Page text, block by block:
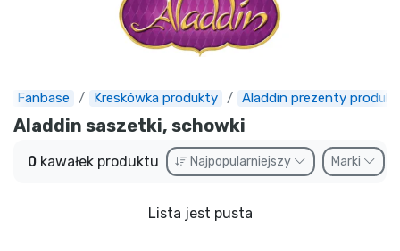
Fanbase Kreskówka produkty Aladdin prezenty
Aladdin saszetki, schowki
0 kawałek produktu Najpopularniejszy Marki
Lista jest pusta
Najnowsze rzeczy
Oferty specjalne
Doręczenie ekspresowe
Przedsprzedaż
Outlet produkty
Wysyłka i płatność